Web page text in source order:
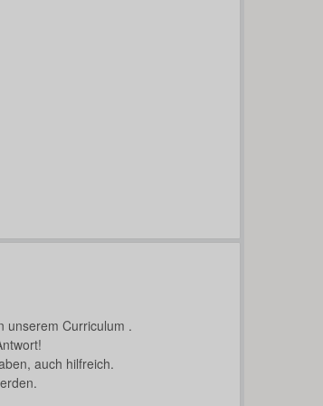
unserem Curriculum .
auch hilfreich.